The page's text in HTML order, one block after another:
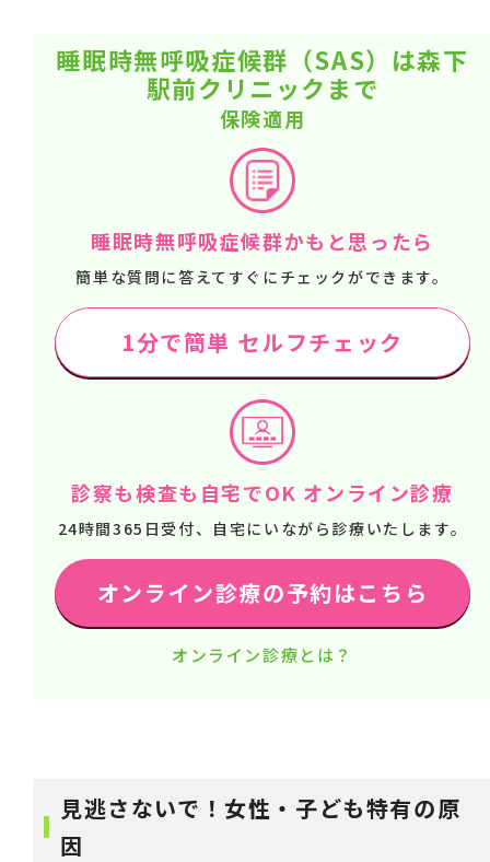
睡眠時無呼吸症候群（SAS）は森下
駅前クリニックまで
保険適用
睡眠時無呼吸症候群かもと思ったら
簡単な質問に答えてすぐにチェックができます。
1分で簡単 セルフチェック
診察も検査も自宅でOK オンライン診療
24時間365日受付、自宅にいながら診療いたします。
オンライン診療の予約はこちら
オンライン診療とは？
見逃さないで！女性・子ども特有の原
因